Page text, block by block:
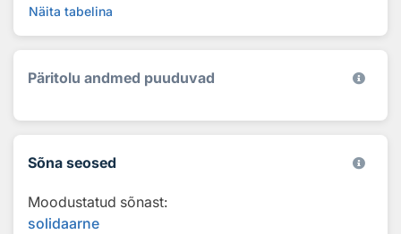
Näita tabelina
Päritolu andmed puuduvad
Sõna seosed
Moodustatud sõnast:
solidaarne